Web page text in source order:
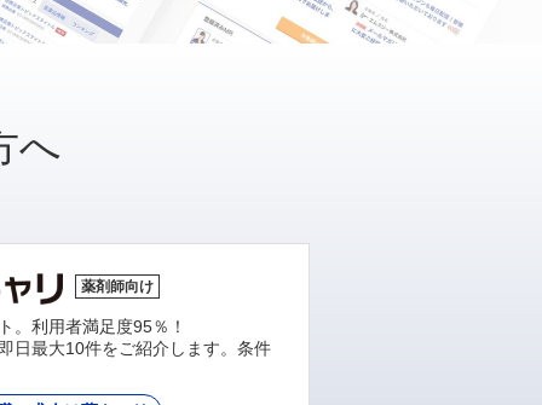
へ
薬剤師向け
。利用者満足度95％！
日最大10件をご紹介します。条件